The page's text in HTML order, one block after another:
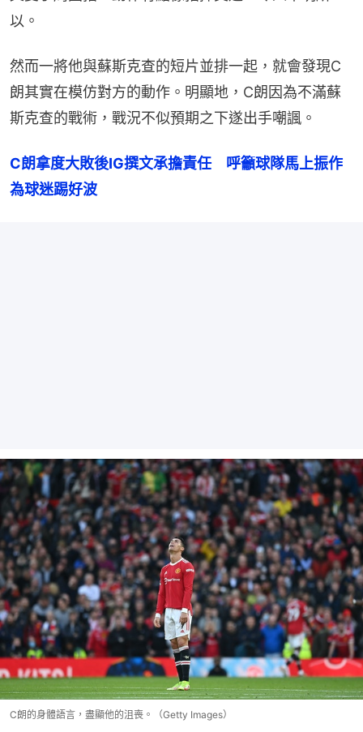
以。
然而一將他與蘇斯克查的短片並排一起，就會發現C
朗其實在模仿對方的動作。明顯地，C朗因為不滿蘇
斯克查的戰術，戰況不似預期之下遂出手嘲諷。
C朗拿度大敗後IG撰文承擔責任　呼籲球隊馬上振作
為球迷踢好波
C朗的身體語言，盡顯他的沮喪。（Getty Images）